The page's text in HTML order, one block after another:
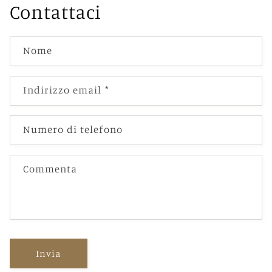
Contattaci
Nome
Indirizzo email *
Numero di telefono
Commenta
Invia